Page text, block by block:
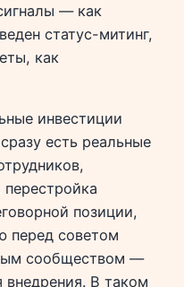
— как
статус-митинг,
как
инвестиции
есть реальные
позиции,
перед советом
сообществом —
внедрения. В таком